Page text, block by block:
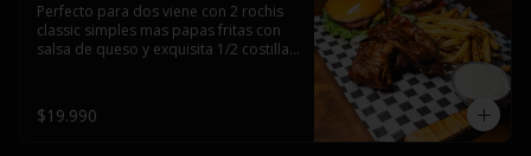
Perfecto para dos viene con 2 rochis
classic simples mas papas fritas con
salsa de queso y exquisita 1/2 costilla
$19.990